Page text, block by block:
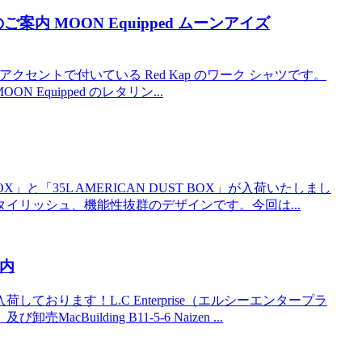
案内 MOON Equipped ムーンアイズ
セントで付いている Red Kap のワーク シャツです。
Equipped のレタリン...
」と「35L AMERICAN DUST BOX」が入荷いたしまし
リッシュ、機能性抜群のデザインです。今回は...
しております！L.C Enterprise（エルシーエンタープラ
び卸売MacBuilding B11-5-6 Naizen ...